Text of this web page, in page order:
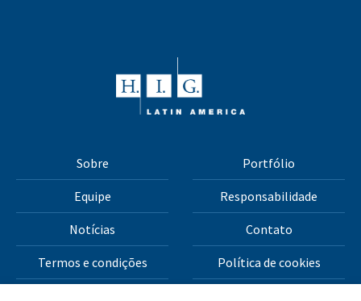
Sobre Portfólio
Equipe Responsabilidade
Notícias Contato
Termos e condições Política de cookies